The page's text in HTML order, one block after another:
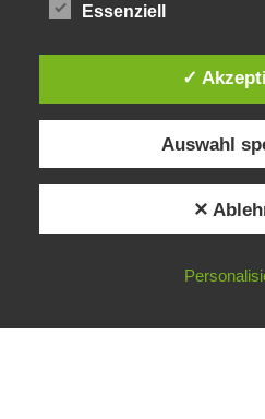
Alle Preise inkl. der
Essenziell
✓
Auswahl
✕